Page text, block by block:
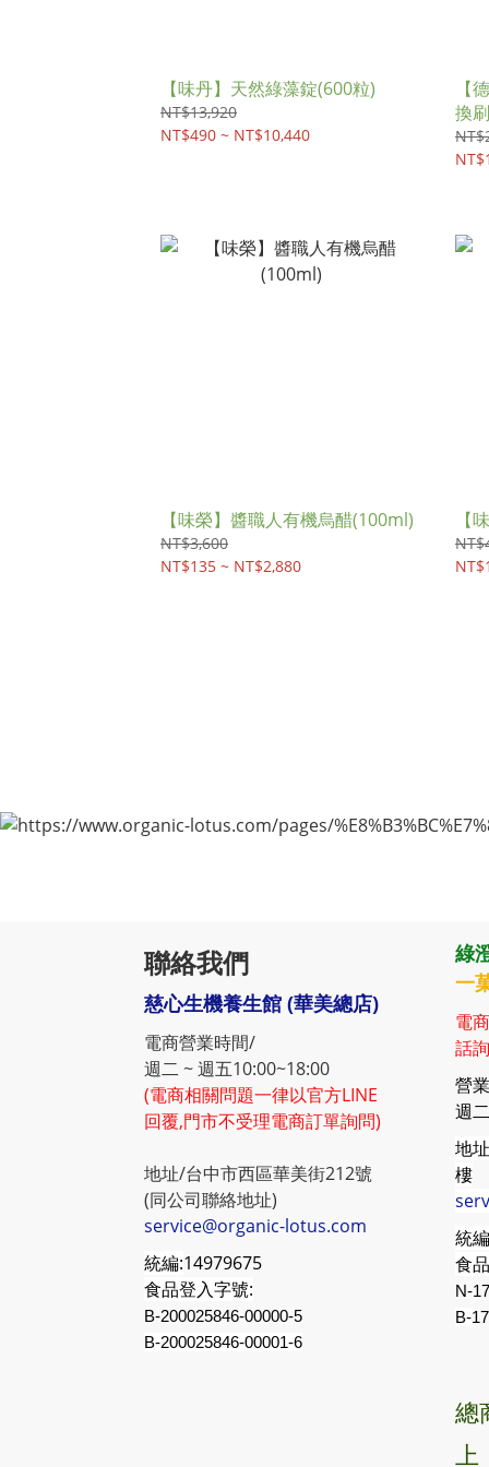
【味丹】天然綠藻錠(600粒)
NT$13,920
NT$490 ~ NT$10,440
【
換
【味榮】醬職人有機烏醋(100ml)
NT$3,600
NT$135 ~ NT$2,880
【
聯絡我們
慈心生機養生館 (華美總店)
電商營業時間/
週二 ~ 週五10:00~18:00
(電商相關問題一律以官方LINE
回覆,門市不受理電商訂單詢問)
地址/台中市西區華美街212號
(同公司聯絡地址)
service@organic-lotus.com
統編:14979675
食品登入字號:
B-200025846-00000-5
B-200025846-00001-6
綠
一
電
話
營
週
地
樓
統
食
N-
B-
總
上